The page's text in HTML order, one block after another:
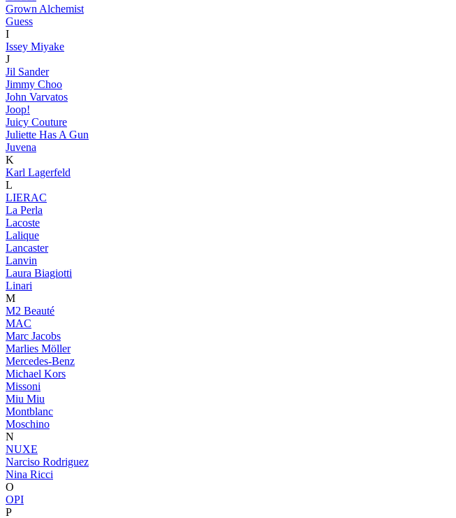
Grown Alchemist
Guess
I
Issey Miyake
J
Jil Sander
Jimmy Choo
John Varvatos
Joop!
Juicy Couture
Juliette Has A Gun
Juvena
K
Karl Lagerfeld
L
LIERAC
La Perla
Lacoste
Lalique
Lancaster
Lanvin
Laura Biagiotti
Linari
M
M2 Beauté
MAC
Marc Jacobs
Marlies Möller
Mercedes-Benz
Michael Kors
Missoni
Miu Miu
Montblanc
Moschino
N
NUXE
Narciso Rodriguez
Nina Ricci
O
OPI
P